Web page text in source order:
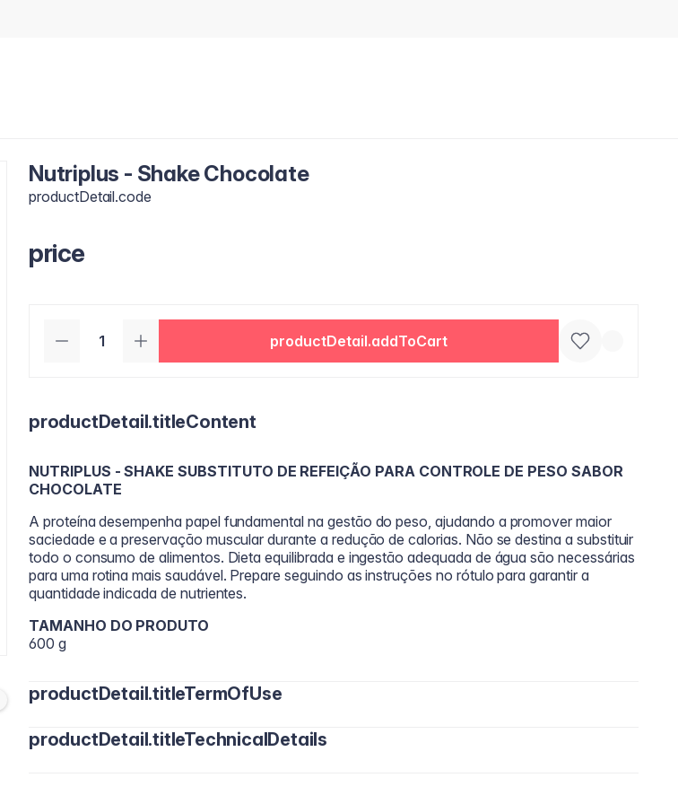
Nutriplus - Shake Chocolate
productDetail.code
price
productDetail.addToCart
productDetail.titleContent
NUTRIPLUS - SHAKE SUBSTITUTO DE REFEIÇÃO PARA CONTROLE DE PESO SABOR
CHOCOLATE
A proteína desempenha papel fundamental na gestão do peso, ajudando a promover maior
saciedade e a preservação muscular durante a redução de calorias. Não se destina a substituir
todo o consumo de alimentos. Dieta equilibrada e ingestão adequada de água são necessárias
para uma rotina mais saudável. Prepare seguindo as instruções no rótulo para garantir a
quantidade indicada de nutrientes.
TAMANHO DO PRODUTO
600 g
productDetail.titleTermOfUse
Misture 3 colheres de NUTRIPLUS - SHAKE com água ou 2 colheres com leite, conforme
productDetail.titleTechnicalDetails